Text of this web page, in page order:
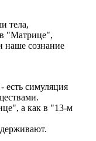
тела,
"Матрице",
наше сознание
симуляция
а как в "13-м